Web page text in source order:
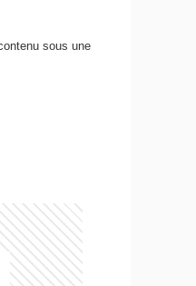
sous une